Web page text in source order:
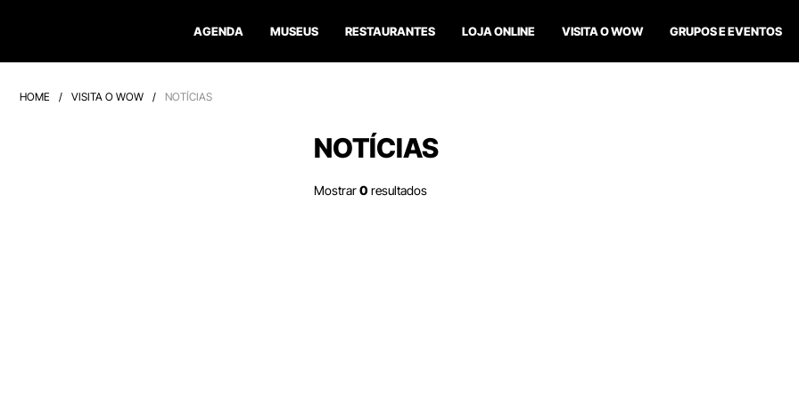
AGENDA MUSEUS RESTAURANTES LOJA ONLINE VISITA O WOW GRUPOS E EVENTOS
HOME / VISITA O WOW / NOTÍCIAS
NOTÍCIAS
Mostrar0 resultados